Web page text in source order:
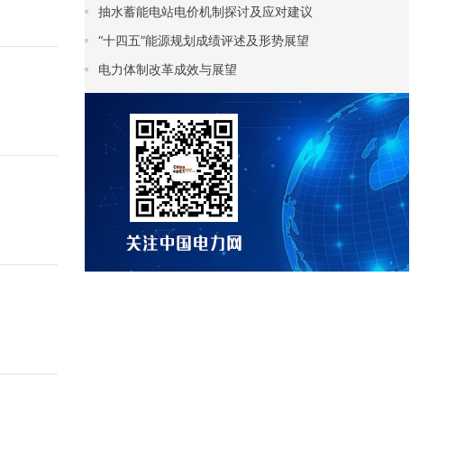
抽水蓄能电站电价机制探讨及应对建议
“十四五”能源规划成绩评述及形势展望
电力体制改革成效与展望